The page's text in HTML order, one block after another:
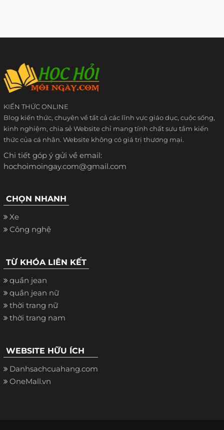
KIẾN THỨC ONLINE
Blog kiến thức, chuyên về tất cả các lĩnh vực giáo dục, cuộc sống,
kinh nghiệm, chia sẻ Website chỉ mang tính chất sưu tầm kiến
thức của cá nhân. Website không có giá trị thương mại.
Chi tiết góp ý gửi về email:
hochoimoingay.com@gmail.com
CHỌN NHANH
Xe
Công nghệ
TỪ KHÓA LIÊN KẾT
quần jean
quần jean nữ
thời trang nữ
thời trang nam
WEBSITE HỮU ÍCH
Danhsachcuahang.com
OneMall.vn